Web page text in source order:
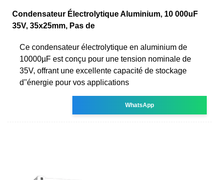
Condensateur Électrolytique Aluminium, 10 000uF
35V, 35x25mm, Pas de
Ce condensateur électrolytique en aluminium de
10000µF est conçu pour une tension nominale de
35V, offrant une excellente capacité de stockage
d''énergie pour vos applications
WhatsApp